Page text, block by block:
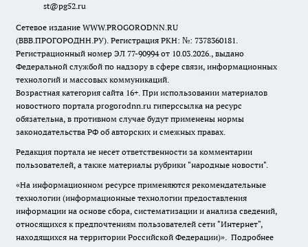
st@pg52.ru
Сетевое издание WWW.PROGORODNN.RU
(ВВВ.ПРОГОРОДНН.РУ). Регистрация РКН: №: 7378360181.
Регистрационный номер ЭЛ 77-90994 от 10.03.2026., выдано
Федеральной службой по надзору в сфере связи, информационных
технологий и массовых коммуникаций.
Возрастная категория сайта 16+. При использовании материалов
новостного портала progorodnn.ru гиперссылка на ресурс
обязательна, в противном случае будут применены нормы
законодательства РФ об авторских и смежных правах.
Редакция портала не несет ответственности за комментарии
пользователей, а также материалы рубрики "народные новости".
«На информационном ресурсе применяются рекомендательные
технологии (информационные технологии предоставления
информации на основе сбора, систематизации и анализа сведений,
относящихся к предпочтениям пользователей сети "Интернет",
находящихся на территории Российской Федерации)». Подробнее